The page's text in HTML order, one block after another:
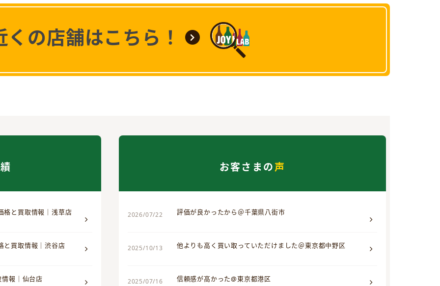
くの店舗はこちら！
格と買取情報｜浅草店
と買取情報｜渋谷店
報｜仙台店
お客さまの声
2026/07/22 評価が良かったから＠千葉県八街市
2025/10/13 他よりも高く買い取っていただけました＠東京都中野区
2025/07/16 信頼感が高かった@東京都港区